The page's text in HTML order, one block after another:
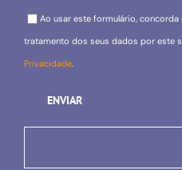
Please leave this field empty.
Ao usar este formulário,
tratamento dos seus dados por este
Privacidade